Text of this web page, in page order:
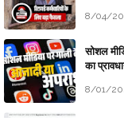
8/04/
सोशल
का
8/01/